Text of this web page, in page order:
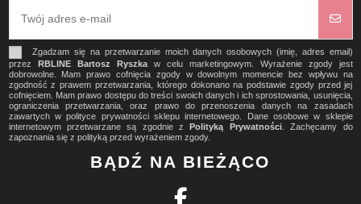
Zgadzam się na przetwarzanie moich danych osobowych (imię, adres email)
przez
RBLINE Bartosz Ryszkaw celu marketingowym. Wyrażenie zgody jest
dobrowolne. Mam prawo cofnięcia zgody w dowolnym momencie bez wpływu na
zgodność z prawem przetwarzania, którego dokonano na podstawie zgody przed jej
cofnięciem. Mam prawo dostępu do treści swoich danych i ich sprostowania, usunięcia,
ograniczenia przetwarzania, oraz prawo do przenoszenia danych na zasadach
zawartych w polityce prywatności sklepu internetowego. Dane osobowe w sklepie
internetowym przetwarzane są zgodnie z
Polityką Prywatności. Zachęcamy do
zapoznania się z polityką przed wyrażeniem zgody.
BĄDŹ NA BIEŻĄCO